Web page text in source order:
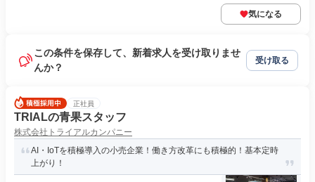
気になる
この条件を保存して、新着求人を受け取りませ
んか？
受け取る
正社員
TRIALの青果スタッフ
株式会社トライアルカンパニー
AI・IoTを積極導入の小売企業！働き方改革にも積極的！基本定時
上がり！